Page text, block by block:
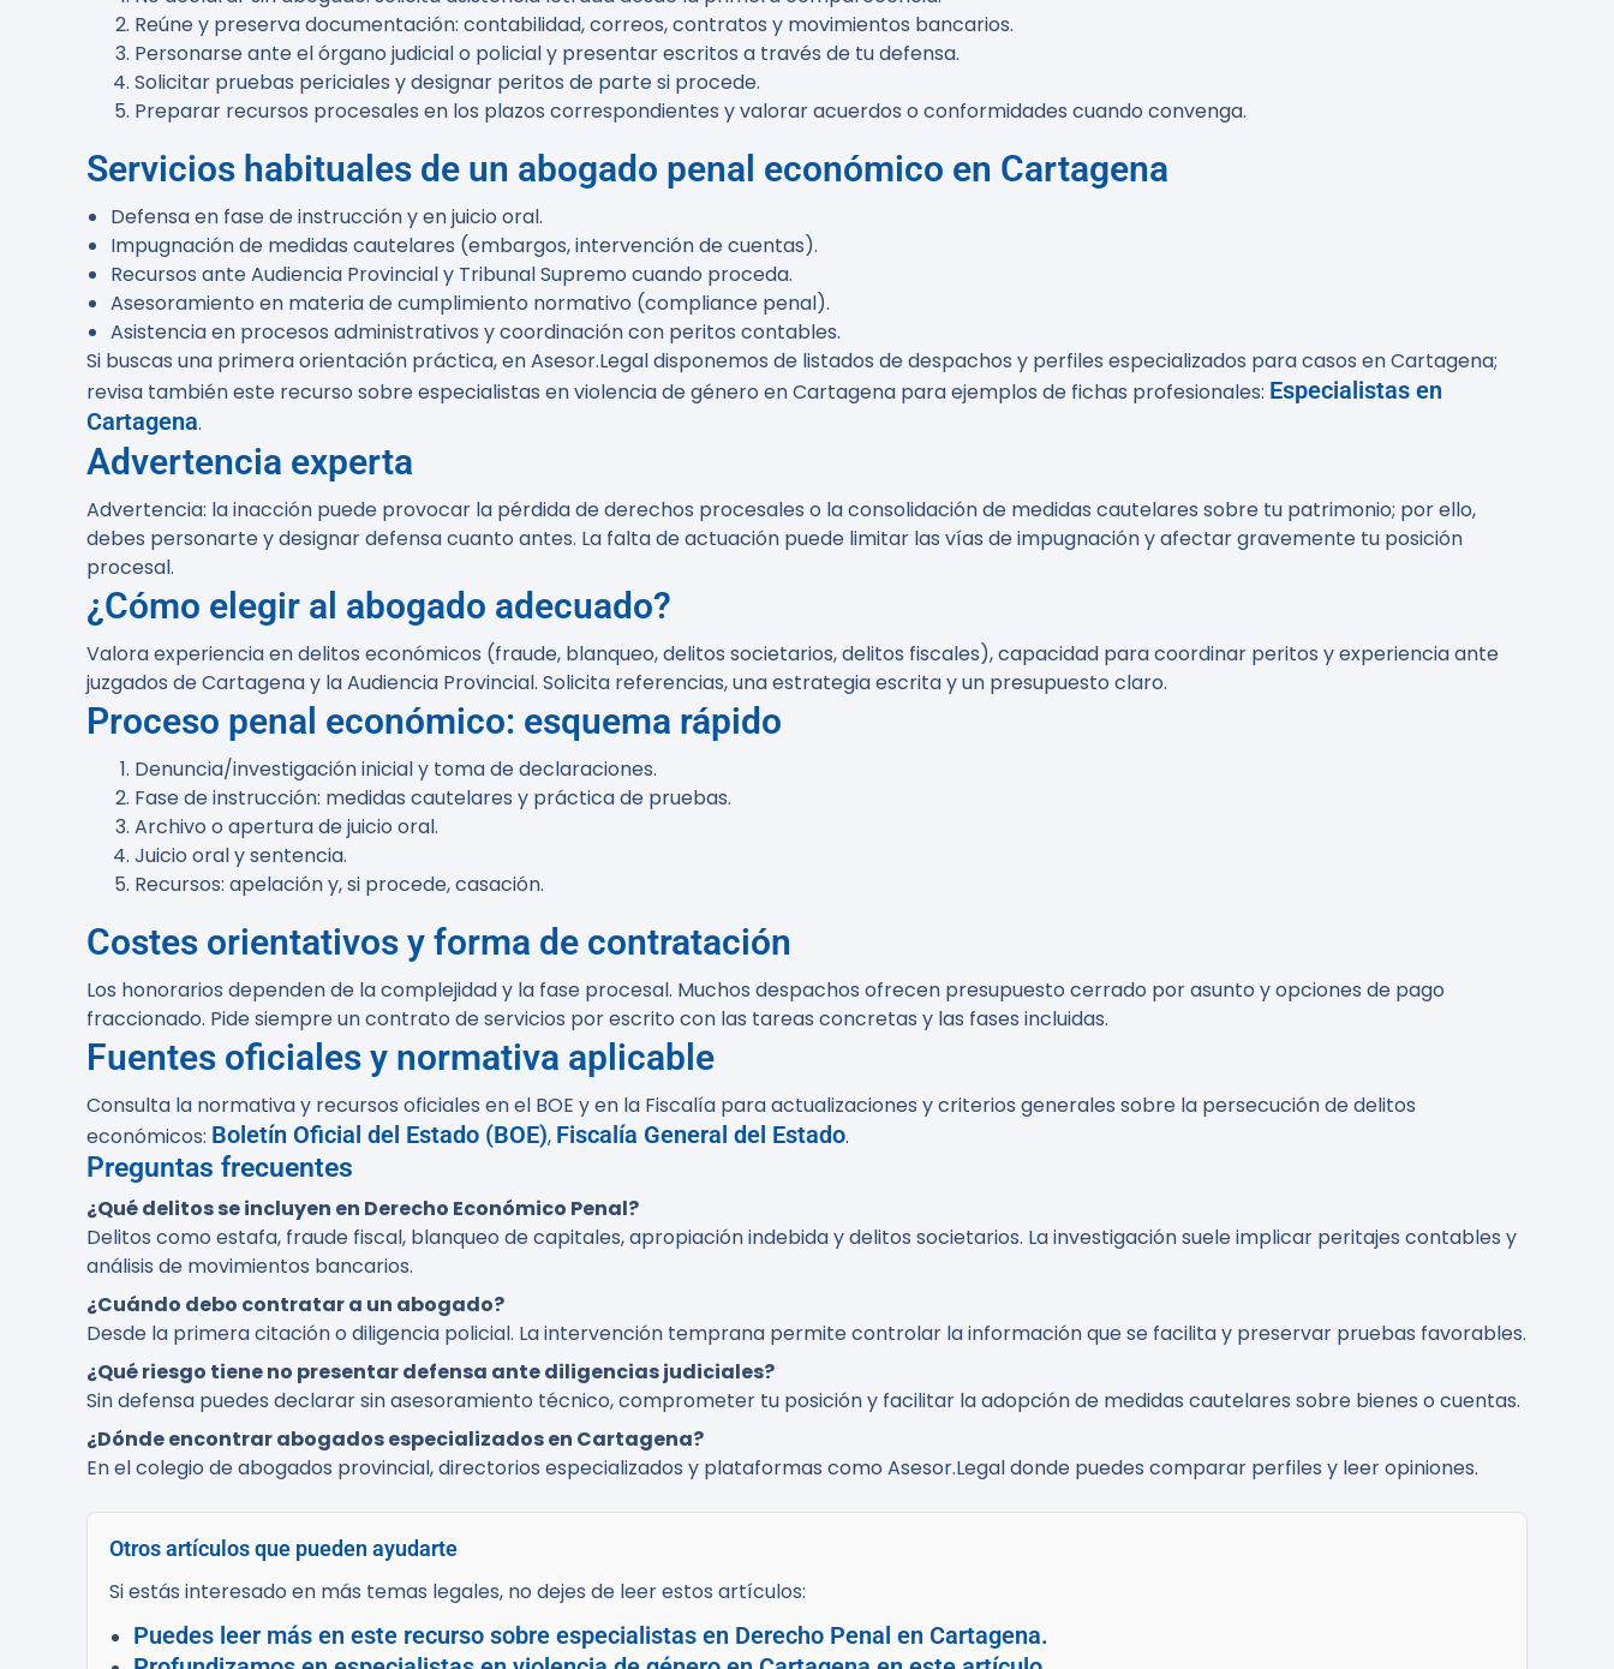
Reúne y preserva documentación: contabilidad, correos, contratos y movimientos bancarios.
Personarse ante el órgano judicial o policial y presentar escritos a través de tu defensa.
Solicitar pruebas periciales y designar peritos de parte si procede.
Preparar recursos procesales en los plazos correspondientes y valorar acuerdos o conformidades cuando convenga.
Servicios habituales de un abogado penal económico en Cartagena
Defensa en fase de instrucción y en juicio oral.
Impugnación de medidas cautelares (embargos, intervención de cuentas).
Recursos ante Audiencia Provincial y Tribunal Supremo cuando proceda.
Asesoramiento en materia de cumplimiento normativo (compliance penal).
Asistencia en procesos administrativos y coordinación con peritos contables.
Si buscas una primera orientación práctica, en Asesor.Legal disponemos de listados de despachos y perfiles especializados para casos en Cartagena;
revisa también este recurso sobre especialistas en violencia de género en Cartagena para ejemplos de fichas profesionales: Especialistas en
Cartagena.
Advertencia experta
Advertencia: la inacción puede provocar la pérdida de derechos procesales o la consolidación de medidas cautelares sobre tu patrimonio; por ello,
debes personarte y designar defensa cuanto antes. La falta de actuación puede limitar las vías de impugnación y afectar gravemente tu posición
procesal.
¿Cómo elegir al abogado adecuado?
Valora experiencia en delitos económicos (fraude, blanqueo, delitos societarios, delitos fiscales), capacidad para coordinar peritos y experiencia ante
juzgados de Cartagena y la Audiencia Provincial. Solicita referencias, una estrategia escrita y un presupuesto claro.
Proceso penal económico: esquema rápido
Denuncia/investigación inicial y toma de declaraciones.
Fase de instrucción: medidas cautelares y práctica de pruebas.
Archivo o apertura de juicio oral.
Juicio oral y sentencia.
Recursos: apelación y, si procede, casación.
Costes orientativos y forma de contratación
Los honorarios dependen de la complejidad y la fase procesal. Muchos despachos ofrecen presupuesto cerrado por asunto y opciones de pago
fraccionado. Pide siempre un contrato de servicios por escrito con las tareas concretas y las fases incluidas.
Fuentes oficiales y normativa aplicable
Consulta la normativa y recursos oficiales en el BOE y en la Fiscalía para actualizaciones y criterios generales sobre la persecución de delitos
económicos: Boletín Oficial del Estado (BOE), Fiscalía General del Estado.
Preguntas frecuentes
¿Qué delitos se incluyen en Derecho Económico Penal?
Delitos como estafa, fraude fiscal, blanqueo de capitales, apropiación indebida y delitos societarios. La investigación suele implicar peritajes contables y
análisis de movimientos bancarios.
¿Cuándo debo contratar a un abogado?
Desde la primera citación o diligencia policial. La intervención temprana permite controlar la información que se facilita y preservar pruebas favorables.
¿Qué riesgo tiene no presentar defensa ante diligencias judiciales?
Sin defensa puedes declarar sin asesoramiento técnico, comprometer tu posición y facilitar la adopción de medidas cautelares sobre bienes o cuentas.
¿Dónde encontrar abogados especializados en Cartagena?
En el colegio de abogados provincial, directorios especializados y plataformas como Asesor.Legal donde puedes comparar perfiles y leer opiniones.
Otros artículos que pueden ayudarte
Si estás interesado en más temas legales, no dejes de leer estos artículos:
Puedes leer más en este recurso sobre especialistas en Derecho Penal en Cartagena.